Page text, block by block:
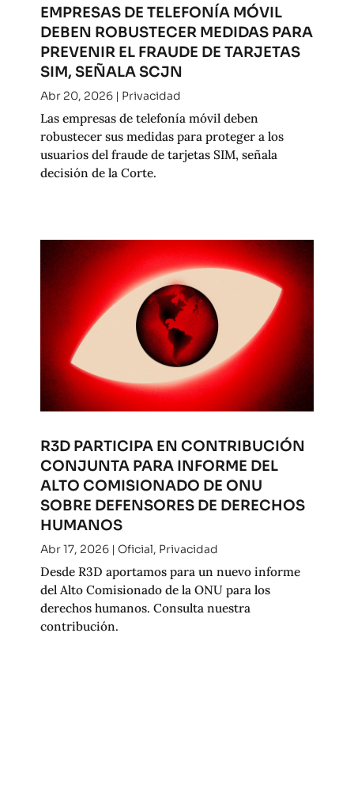
EMPRESAS DE TELEFONÍA MÓVIL
DEBEN ROBUSTECER MEDIDAS PARA
PREVENIR EL FRAUDE DE TARJETAS
SIM, SEÑALA SCJN
Abr 20, 2026| Privacidad
Las empresas de telefonía móvil deben
robustecer sus medidas para proteger a los
usuarios del fraude de tarjetas SIM, señala
decisión de la Corte.
R3D PARTICIPA EN CONTRIBUCIÓN
CONJUNTA PARA INFORME DEL
ALTO COMISIONADO DE ONU
SOBRE DEFENSORES DE DERECHOS
HUMANOS
Abr 17, 2026| Oficial, Privacidad
Desde R3D aportamos para un nuevo informe
del Alto Comisionado de la ONU para los
derechos humanos. Consulta nuestra
contribución.